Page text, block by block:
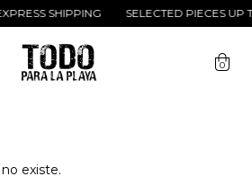
SHIPPING SELECTED PIECES UP
0
existe.